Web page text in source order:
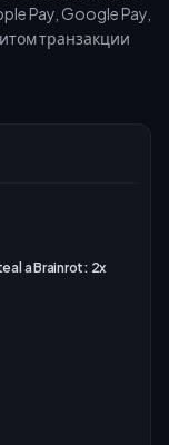
a Brainrot: 2x
Pay, Google Pay,
транзакции